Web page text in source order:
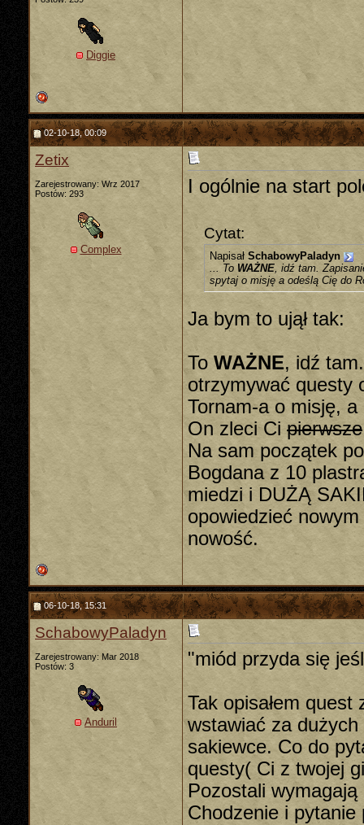
Diggie
02-10-18, 00:09
Zetix
Zarejestrowany: Wrz 2017
Postów: 293
Complex
I ogólnie na start
Cytat:
Napisał SchabowyPaladyn
... To WAŻNE, idź tam.
spytaj o misję a odeślą Cię do
Ja bym to ujął tak:
To WAŻNE, idź
otrzymywać questy
Tornam-a o misję,
On zleci Ci pierwsze
Na sam początek
Bogdana z 10
miedzi i DUŻĄ
opowiedzieć
nowość.
06-10-18, 15:31
SchabowyPaladyn
Zarejestrowany: Mar 2018
Postów: 3
Anduril
"miód przyda się
Tak opisałem
wstawiać za
sakiewce. Co do
questy( Ci z twojej
Pozostali
Chodzenie i